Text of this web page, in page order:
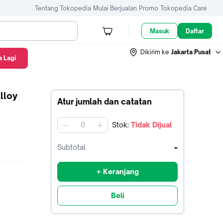
Tentang Tokopedia Mulai Berjualan Promo Tokopedia Care
Masuk Daftar
Dikirim ke Jakarta Pusat
Atur jumlah dan catatan
jumlah Stok: Tidak Dijual
Subtotal -
+ Keranjang
Beli
Lagi